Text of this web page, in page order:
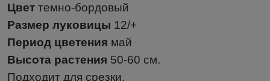
Цвет темно-бордовый
Размер луковицы 12/+
Период цветения май
Высота растения 50-60 см.
Подходит для срезки.